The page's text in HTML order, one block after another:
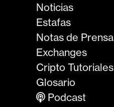
Noticias
Estafas
Notas de Prensa
Exchanges
Cripto Tutoriales
Glosario
Podcast